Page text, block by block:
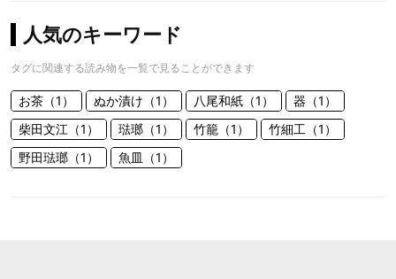
人気のキーワード
タグに関連する読み物を一覧で見ることができます
お茶（1） ぬか漬け（1） 八尾和紙（1）
器（1）
柴田文江（1）
琺瑯（1） 竹籠（1）
竹細工（1）
野田琺瑯（1）
魚皿（1）